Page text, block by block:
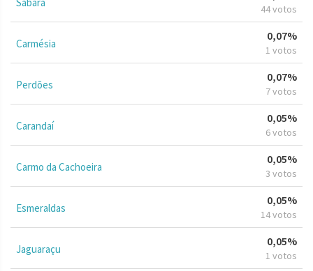
44 votos
Carmésia
0,07%
1 votos
Perdões
0,07%
7 votos
Carandaí
0,05%
6 votos
Carmo da Cachoeira
0,05%
3 votos
Esmeraldas
0,05%
14 votos
Jaguaraçu
0,05%
1 votos